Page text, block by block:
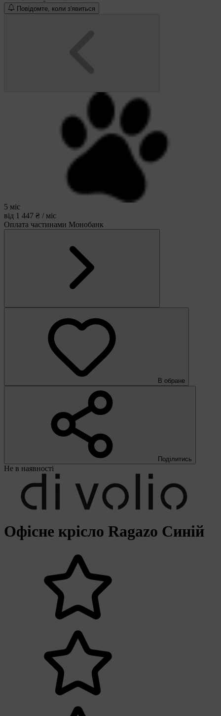
Повідомте, коли з'явиться
5 міс
від 1 447 ₴ / міс
Оплата частинами Монобанк
В обране
Поділитись
Не в наявності
Офісне крісло Ragazo Синій